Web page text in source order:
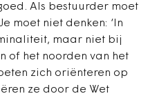
Als bestuurder moet
moet niet denken: ‘In
maar niet bij
of het noorden van het
zich oriënteren op
ze door de Wet